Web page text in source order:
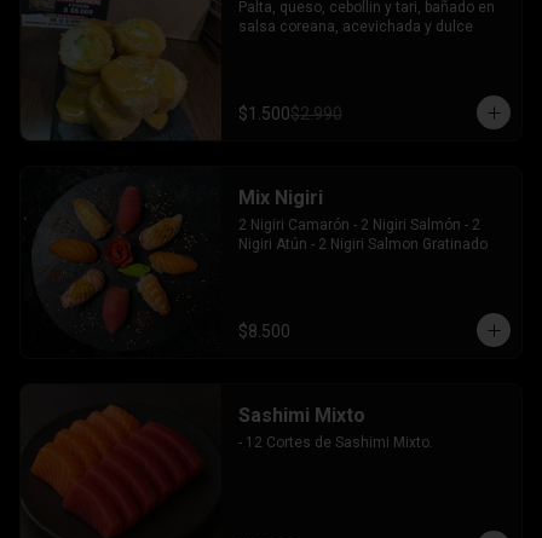
Palta, queso, cebollin y tari, bañado en
salsa coreana, acevichada y dulce
$1.500$2.990
Mix Nigiri
2 Nigiri Camarón - 2 Nigiri Salmón - 2
Nigiri Atún - 2 Nigiri Salmon Gratinado
$8.500
Sashimi Mixto
- 12 Cortes de Sashimi Mixto.